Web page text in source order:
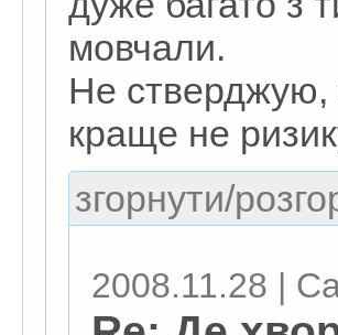
мовчали.
Не стверджую,
краще не
згорнути/
2008.11.28 |